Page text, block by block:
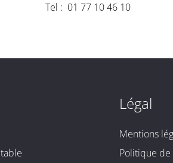
Tel : 01 77 10 46 10
Légal
Mentions
Politique